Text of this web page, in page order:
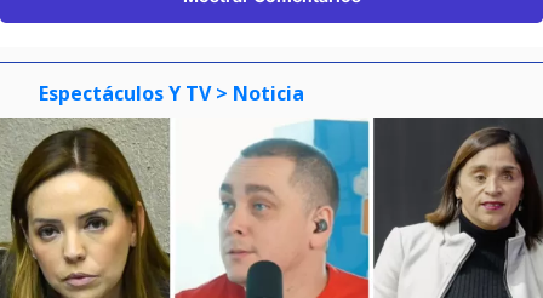
Espectáculos Y TV > Noticia